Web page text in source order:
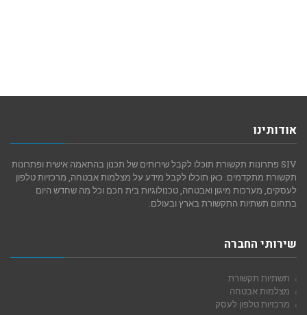
אודותינו
SIV פתרונות תקשורת תוכלו לקבל שירותים של תכנון בהתאמה אישית ופתרונות
תקשורת מתקדמים. כאן תוכלו לקבל מידע על מצלמות אבטחה, מרכזיות טלפון
לעסקים, מערכות מיגון ואבטחה, טכנולוגיות בית חכם וכל מה שחדש היום
בתחום תשתיות התקשורת בארץ ובעולם.
שירותי החברה
תשתיות תקשורת
מצלמות אבטחה
מרכזיות טלפון לעסק